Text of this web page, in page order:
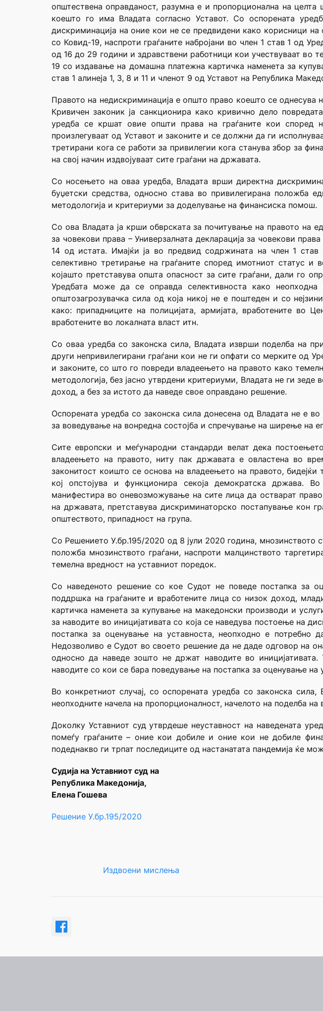
општествена оправданост, разумна е и пропорционална на
коешто го има Владата согласно Уставот. Со оспорената
дискриминација на оние кои не се предвидени како корисници
со Ковид-19, наспроти граѓаните набројани во член 1 став 1 од
од 16 до 29 години и здравствени работници кои учествуваат во
19 со издавање на домашна платежна картичка наменета за
став 1 алинеја 1, 3, 8 и 11 и членот 9 од Уставот на Република
Правото на недискриминација е општо право коешто се однесува
Кривичен законик ја санкционира како кривично дело
уредба се кршат овие општи права на граѓаните кои според
произлегуваат од Уставот и законите и се должни да ги
третирани кога се работи за привилегии кога станува збор за
на свој начин издвојуваат сите граѓани на државата.
Со носењето на оваа уредба, Владата врши директна
буџетски средства, односно става во привилегирана положба
методологија и критериуми за доделување на финансиска помош.
Со ова Владата ја крши обврската за почитување на правото на
за човекови права – Универзалната декларација за човекови
14 од истата. Имајќи ја во предвид содржината на член 1
селективно третирање на граѓаните според имотниот статус и
којашто претставува општа опасност за сите граѓани, дали го
Уредбата може да се оправда селективноста како
општозагрозувачка сила од која никој не е поштеден и со
како: припадниците на полицијата, армијата, вработените во
вработените во локалната власт итн.
Со оваа уредба со законска сила, Владата изврши поделба на
други непривилегирани граѓани кои не ги опфати со мерките од
и законите, со што го повреди владеењето на правото како
методологија, без јасно утврдени критериуми, Владата не ги
доход, а без за истото да наведе свое оправдано решение.
Оспорената уредба со законска сила донесена од Владата не е
за воведување на вонредна состојба и спречување на ширење на
Сите европски и меѓународни стандарди велат дека
владеењето на правото, ниту пак државата е овластена во
законитост коишто се основа на владеењето на правото,
кој опстојува и функционира секоја демократска држава.
манифестира во оневозможување на сите лица да остварат
на државата, претставува дискриминаторско постапување кон
општеството, припадност на група.
Со Решението У.бр.195/2020 од 8 јули 2020 година, мнозинството
положба мнозинството граѓани, наспроти малцинството
темелна вредност на уставниот поредок.
Со наведеното решение со кое Судот не поведе постапка за
поддршка на граѓаните и вработените лица со низок доход,
картичка наменета за купување на македонски производи и
за наводите во иницијативата со која се наведува постоење на
постапка за оценување на уставноста, неопходно е потребно
Недозволиво е Судот во своето решение да не даде одговор на
односно да наведе зошто не држат наводите во
наводите со кои се бара поведување на постапка за оценување на
Во конкретниот случај, со оспорената уредба со законска
неопходните начела на пропорционалност, начелото на поделба
Доколку Уставниот суд утврдеше неуставност на наведената
помеѓу граѓаните – оние кои добиле и оние кои не добиле
подеднакво ги трпат последиците од настанатата пандемија ќе
Судија на Уставниот суд на
Република Македонија,
Елена Гошева
Решение У.бр.195/2020
Издвоени мислења